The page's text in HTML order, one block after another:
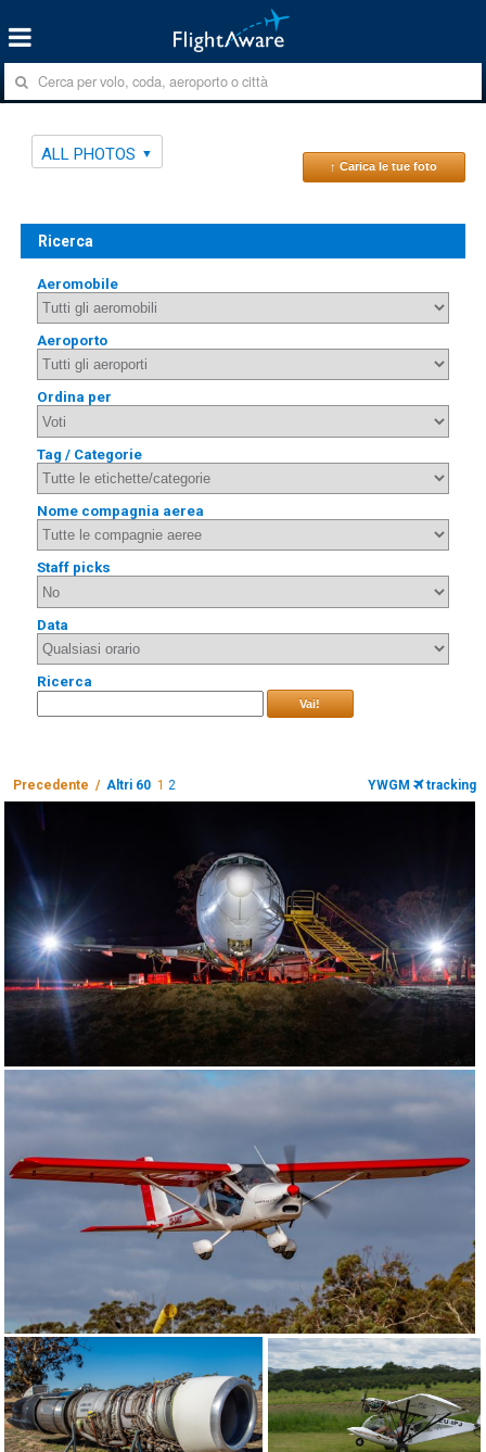
ALL PHOTOS
↑ Carica le tue foto
Ricerca
Aeromobile
Aeroporto
Ordina per
Tag / Categorie
Nome compagnia aerea
Staff picks
Data
Ricerca
Vai!
Precedente / Altri 60 1 2 YWGM tracking